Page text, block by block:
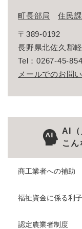
町長部局 住民課
〒389-0192
長野県北佐久郡
Tel：0267-45-
メールでのお問
AI（
こ
商工業者への補助
福祉資金に係る利
認定農業者制度